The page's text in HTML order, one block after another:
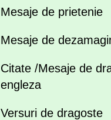
Mesaje de prietenie
Mesaje de
Citate /Mesaje de
engleza
Versuri de dragoste